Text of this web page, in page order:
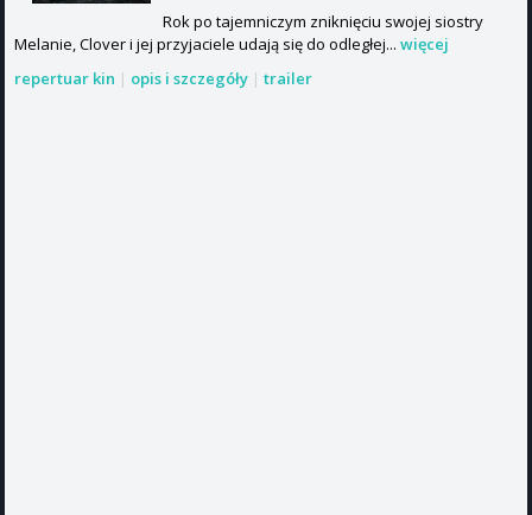
Rok po tajemniczym zniknięciu swojej siostry
Melanie, Clover i jej przyjaciele udają się do odległej... więcej
repertuar kin | opis i szczegóły | trailer